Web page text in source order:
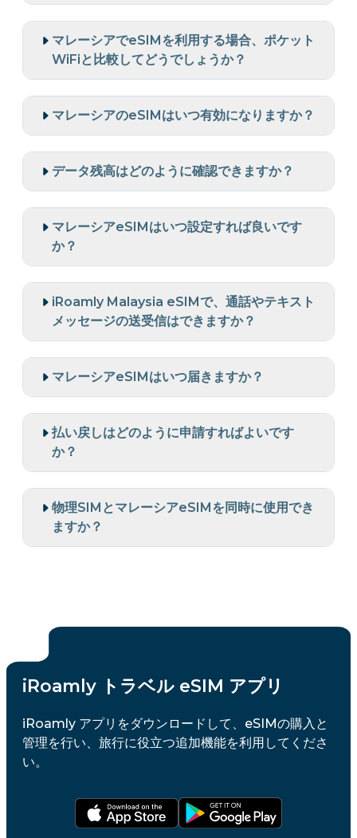
マレーシアでeSIMを利用する場合、ポケット
WiFiと比較してどうでしょうか？
マレーシアのeSIMはいつ有効になりますか？
データ残高はどのように確認できますか？
マレーシアeSIMはいつ設定すれば良いです
か？
iRoamly Malaysia eSIMで、通話やテキスト
メッセージの送受信はできますか？
マレーシアeSIMはいつ届きますか？
払い戻しはどのように申請すればよいです
か？
物理SIMとマレーシアeSIMを同時に使用でき
ますか？
iRoamly トラベル eSIM アプリ
iRoamly アプリをダウンロードして、eSIMの購入と
管理を行い、旅行に役立つ追加機能を利用してくださ
い。